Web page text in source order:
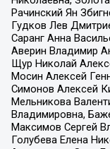
Рачинский Ян
Гудков Лев
Саранг Анна
Аверин Владимир
Щур Николай
Мосин Алексей
Симонов Алексей
Мельникова
Владимировна,
Максимов Сергей
Голубева Елена